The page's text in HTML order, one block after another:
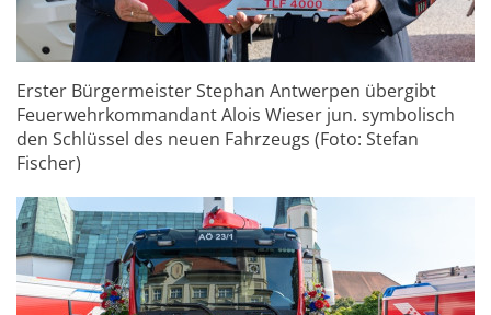
Erster Bürgermeister Stephan Antwerpen übergibt
Feuerwehrkommandant Alois Wieser jun. symbolisch
den Schlüssel des neuen Fahrzeugs (Foto: Stefan
Fischer)